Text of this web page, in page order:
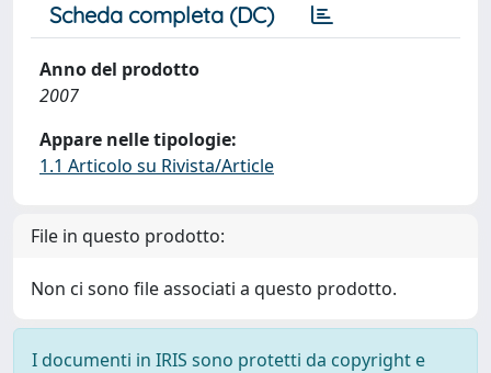
Scheda completa (DC)
Anno del prodotto
2007
Appare nelle tipologie:
1.1 Articolo su Rivista/Article
File in questo prodotto:
Non ci sono file associati a questo prodotto.
I documenti in IRIS sono protetti da copyright e